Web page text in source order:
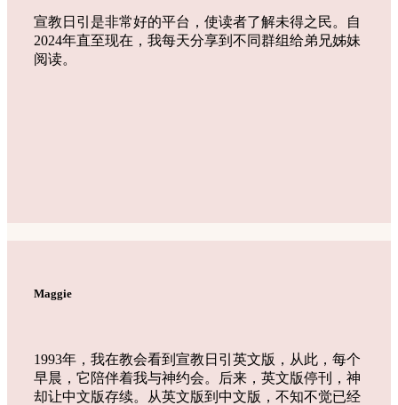
宣教日引是非常好的平台，使读者了解未得之民。自
2024年直至现在，我每天分享到不同群组给弟兄姊妹
阅读。
Maggie
1993年，我在教会看到宣教日引英文版，从此，每个
早晨，它陪伴着我与神约会。后来，英文版停刊，神
却让中文版存续。从英文版到中文版，不知不觉已经